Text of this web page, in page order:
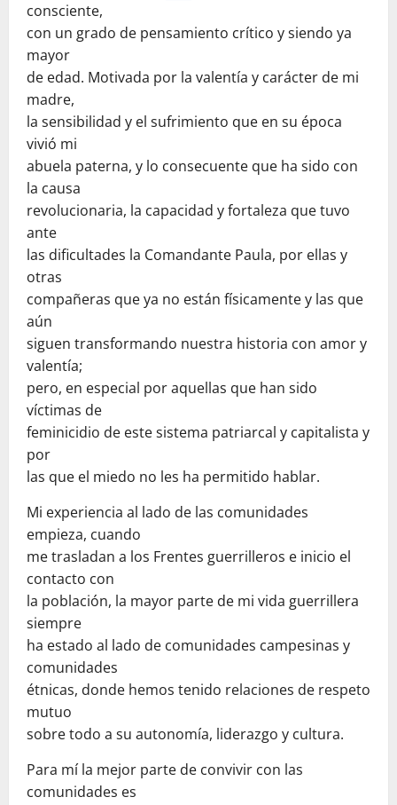
consciente,
con un grado de pensamiento crítico y siendo ya
mayor
de edad. Motivada por la valentía y carácter de mi
madre,
la sensibilidad y el sufrimiento que en su época
vivió mi
abuela paterna, y lo consecuente que ha sido con
la causa
revolucionaria, la capacidad y fortaleza que tuvo
ante
las dificultades la Comandante Paula, por ellas y
otras
compañeras que ya no están físicamente y las que
aún
siguen transformando nuestra historia con amor y
valentía;
pero, en especial por aquellas que han sido
víctimas de
feminicidio de este sistema patriarcal y capitalista y
por
las que el miedo no les ha permitido hablar.
Mi experiencia al lado de las comunidades
empieza, cuando
me trasladan a los Frentes guerrilleros e inicio el
contacto con
la población, la mayor parte de mi vida guerrillera
siempre
ha estado al lado de comunidades campesinas y
comunidades
étnicas, donde hemos tenido relaciones de respeto
mutuo
sobre todo a su autonomía, liderazgo y cultura.
Para mí la mejor parte de convivir con las
comunidades es